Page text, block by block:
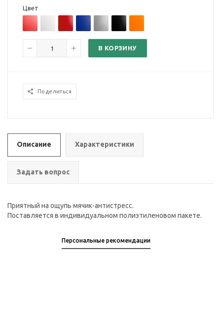
Цвет
В КОРЗИНУ
Поделиться
Описание Характеристики
Задать вопрос
Приятный на ощупь мячик-антистресс.
Поставляется в индивидуальном полиэтиленовом пакете.
Персональные рекомендации